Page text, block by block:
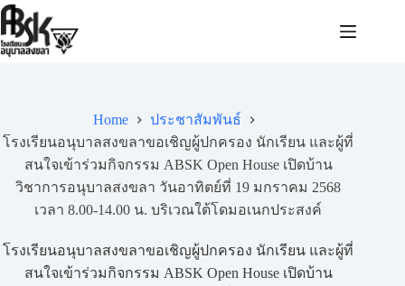
Home
ประชาสัมพันธ์
โรงเรียนอนุบาลสงขลาขอเชิญผู้ปกครอง นักเรียน และผู้ที่
สนใจเข้าร่วมกิจกรรม ABSK Open House เปิดบ้าน
วิชาการอนุบาลสงขลา วันอาทิตย์ที่ 19 มกราคม 2568
เวลา 8.00-14.00 น. บริเวณใต้โดมอเนกประสงค์
โรงเรียนอนุบาลสงขลาขอเชิญผู้ปกครอง นักเรียน และผู้ที่
สนใจเข้าร่วมกิจกรรม ABSK Open House เปิดบ้าน